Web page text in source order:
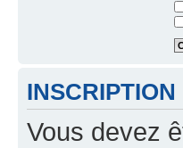
INSCRIPTION
Vous devez